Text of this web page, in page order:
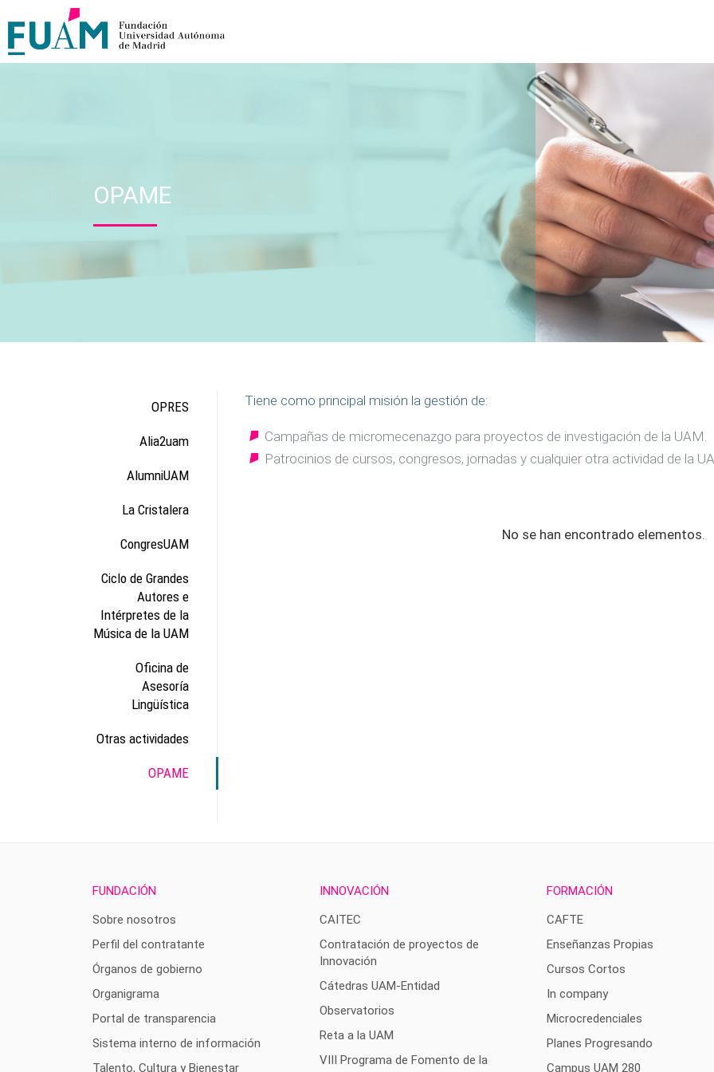
OPAME
OPRES
Alia2uam
AlumniUAM
La Cristalera
CongresUAM
Ciclo de Grandes
Autores e
Intérpretes de la
Música de la UAM
Oficina de
Asesoría
Lingüística
Otras actividades
OPAME
Tiene como principal misión la gestión de:
Campañas de micromecenazgo para proyectos de investigación de la UAM.
Patrocinios de cursos, congresos, jornadas y cualquier otra actividad de la
No se han encontrado elementos.
FUNDACIÓN
Sobre nosotros
Perfil del contratante
Órganos de gobierno
Organigrama
Portal de transparencia
Sistema interno de información
Talento, Cultura y Bienestar
INNOVACIÓN
CAITEC
Contratación de proyectos de
Innovación
Cátedras UAM-Entidad
Observatorios
Reta a la UAM
VIII Programa de Fomento de la
FORMACIÓN
CAFTE
Enseñanzas Propias
Cursos Cortos
In company
Microcredenciales
Planes Progresando
Campus UAM 280